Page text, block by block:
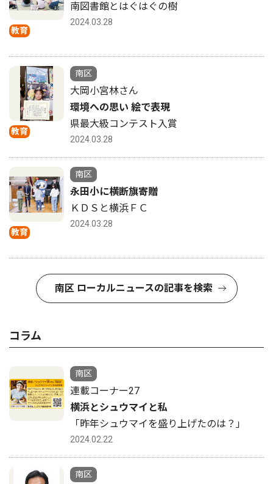
教育
南図書館とはぐはぐの樹
2024.03.28
教育
南区
大岡小宮林さん
環境への思い 絵で表現
県最大級コンテスト入賞
2024.03.28
教育
南区
永田小に横断旗寄贈
ＫＤＳと横浜ＦＣ
2024.03.28
南区 ローカルニュースの記事を検索
コラム
南区
連載コーナー27
横浜とシュウマイと私
「昨年シュウマイを盛り上げたのは？」
2024.02.22
南区